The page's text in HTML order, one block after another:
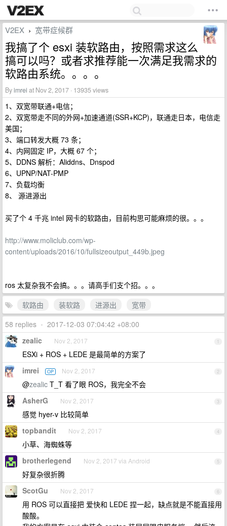
V2EX › 宽带症候群
我搞了个 esxi 装软路由，按照需求这么
搞可以吗？或者求推荐能一次满足我需求的
软路由系统。。。。
Byimrei at Nov 2, 2017 · 13935 views
1、双宽带联通+电信；
2、双宽带走不同的外网+加速通道(SSR+KCP)，联通走日本，电信走
美国；
3、端口转发大概 73 条；
4、内网固定 IP，大概 67 个；
5、DDNS 解析：Aliddns、Dnspod
6、UPNP/NAT-PMP
7、负载均衡
8、 源进源出
买了个 4 千兆 intel 网卡的软路由，目前构思可能麻烦的很。。。
http://www.moliclub.com/wp-
content/uploads/2016/10/fullsizeoutput_449b.jpeg
ros 太复杂我不会搞。。。请高手们支个招。。。
软路由
装软路 进源出
宽带
58 replies • 2017-12-03 07:04:42 +08:00
1
zealic Nov 2, 2017
ESXi + ROS + LEDE 是最简单的方案了
2
imrei OP Nov 2, 2017
@zealic T_T 看了眼 ROS，我完全不会
3
AsherG Nov 2, 2017
感觉 hyer-v 比较简单
4
topbandit Nov 2, 2017
小草、海蜘蛛等
5
brotherlegend Nov 2, 2017 via Android
好复杂很折腾
6
ScotGu Nov 2, 2017
用 ROS 可以直接把 爱快和 LEDE 捏一起，缺点就是不能直接用
酸酸。